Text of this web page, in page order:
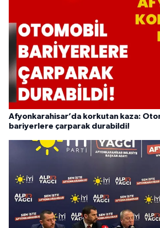
Afyonkarahisar’da korkutan kaza:
bariyerlere çarparak durabildi!